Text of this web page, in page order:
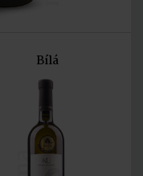
Bílá